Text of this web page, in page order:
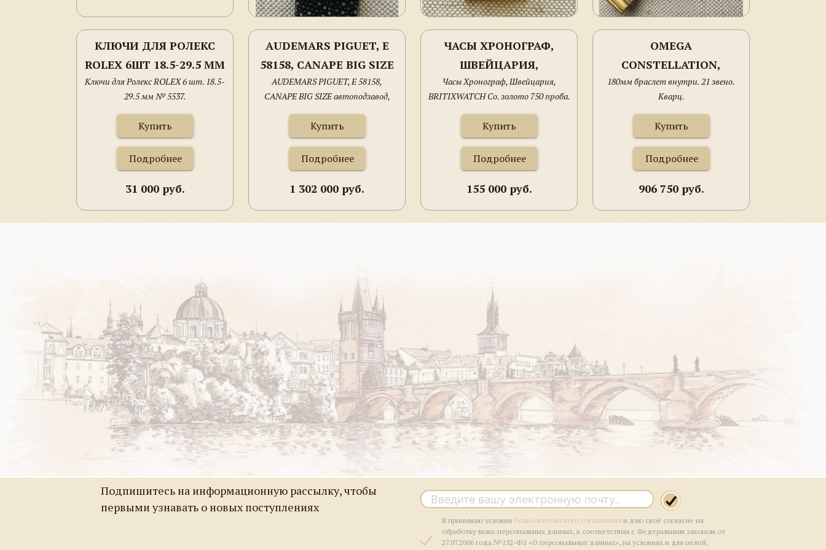
КЛЮЧИ ДЛЯ РОЛЕКС
ROLEX 6ШТ 18.5-29.5 ММ
№ 5537.
Ключи для Ролекс ROLEX 6 шт. 18.5-
29.5 мм № 5537.
Купить
Подробнее
31 000 руб.
AUDEMARS PIGUET, E
58158, CANAPE BIG SIZE
АВТОПОДЗАВОД,
ШВЕЙЦАРИЯ, ЗОЛОТО
750 ПРОБА, 84ГРАММА
ОБЩИЙ ВЕС, 28Х48ММ.
РЕМЕНЬ- КОЖА СКАТА.
AUDEMARS PIGUET, E 58158,
CANAPE BIG SIZE автоподзавод,
84грамма общий вес, 28х48мм.
Ремень- кожа ската.
Купить
Подробнее
1 302 000 руб.
ЧАСЫ ХРОНОГРАФ,
ШВЕЙЦАРИЯ,
BRITIXWATCH CO.
ЗОЛОТО 750 ПРОБА.
37.5ММ.
Часы Хронограф, Швейцария,
BRITIXWATCH Co. золото 750 проба.
Купить
Подробнее
155 000 руб.
OMEGA
CONSTELLATION,
ЗОЛОТО 750 ПРОБА,
77.3ГРАММА ОБЩИЙ
ВЕС, 25ММ ДИАМЕТР,
ЖЕНСКИЕ,
180мм браслет внутри. 21 звено.
Кварц.
Купить
Подробнее
906 750 руб.
Подпишитесь на информационную рассылку, чтобы
первыми узнавать о новых поступлениях
Я принимаю условия Пользовательского соглашения и даю своё согласие на
обработку моих персональных данных, в соответствии с Федеральным законом от
27.07.2006 года №152-ФЗ «О персональных данных», на условиях и для целей,